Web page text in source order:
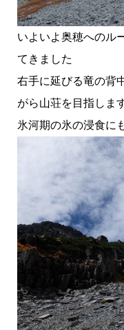
いよいよ奥穂へのル
てきました
右手に延びる竜の背
がら山荘を目指しま
氷河期の氷の浸食に